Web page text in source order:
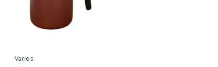
Varios